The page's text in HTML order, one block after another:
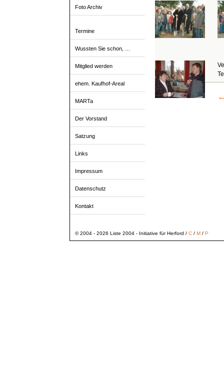
Foto Archiv
Termine
Wussten Sie schon, …
Mitglied werden
ehem. Kaufhof-Areal
MARTa
Der Vorstand
Satzung
Links
Impressum
Datenschutz
Kontakt
© 2004 - 2026 Liste 2004 - Initiative für Herford / C/ M/ P